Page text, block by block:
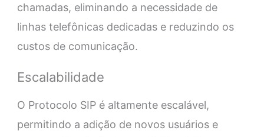
chamadas, eliminando a necessidade de
linhas telefônicas dedicadas e reduzindo os
custos de comunicação.
Escalabilidade
O Protocolo SIP é altamente escalável,
permitindo a adição de novos usuários e